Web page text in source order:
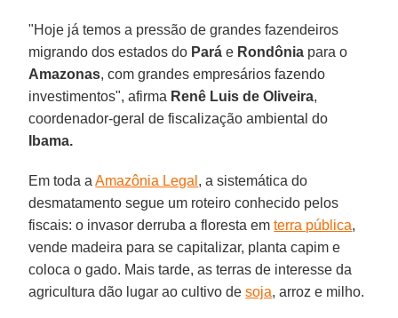
"Hoje já temos a pressão de grandes fazendeiros
migrando dos estados do Pará e Rondônia para o
Amazonas, com grandes empresários fazendo
investimentos", afirma Renê Luis de Oliveira,
coordenador-geral de fiscalização ambiental do
Ibama.
Em toda aAmazônia Legal , a sistemática do
desmatamento segue um roteiro conhecido pelos
fiscais: o invasor derruba a floresta emterra pública,
vende madeira para se capitalizar, planta capim e
coloca o gado. Mais tarde, as terras de interesse da
agricultura dão lugar ao cultivo desoja, arroz e milho.